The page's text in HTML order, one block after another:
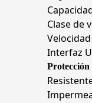
Clase de
Interfaz